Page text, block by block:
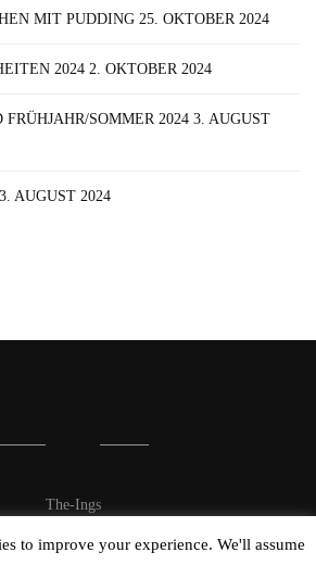
MIT PUDDING 25. OKTOBER 2024
2024 2. OKTOBER 2024
SOMMER 2024 3. AUGUST
3. AUGUST 2024
The-Ings
to improve your experience. We'll assume